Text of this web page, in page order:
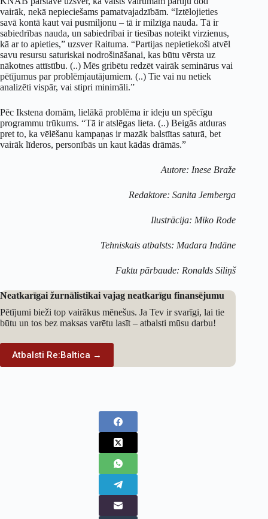
vairāk, nekā nepieciešams pamatvajadzībām. “Iztēlojieties
savā kontā kaut vai pusmiljonu – tā ir milzīga nauda. Tā ir
sabiedrības nauda, un sabiedrībai ir tiesības noteikt virzienus,
kā ar to apieties,” uzsver Raituma. “Partijas nepietiekoši atvēl
savu resursu saturiskai nodrošināšanai, kas būtu vērsta uz
nākotnes attīstību. (..) Mēs gribētu redzēt vairāk seminārus vai
pētījumus par problēmjautājumiem. (..) Tie vai nu netiek
analizēti vispār, vai stipri minimāli.”
Pēc Ikstena domām, lielākā problēma ir ideju un spēcīgu
programmu trūkums. “Tā ir atslēgas lieta. (..) Beigās atduras
pret to, ka vēlēšanu kampaņas ir mazāk balstītas saturā, bet
vairāk līderos, personībās un kaut kādās drāmās.”
Autore: Inese Braže
Redaktore: Sanita Jemberga
Ilustrācija: Miko Rode
Tehniskais atbalsts: Madara Indāne
Faktu pārbaude: Ronalds Siliņš
Neatkarīgai žurnālistikai vajag neatkarīgu finansējumu
Pētījumi bieži top vairākus mēnešus. Ja Tev ir svarīgi, lai tie
būtu un tos bez maksas varētu lasīt – atbalsti mūsu darbu!
Atbalsti Re:Baltica →